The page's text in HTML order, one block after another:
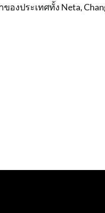
งประเทศทั้ง Neta,